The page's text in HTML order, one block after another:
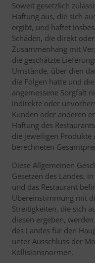
Soweit gesetzlich
Haftung aus, die sich
ergibt, und haftet
Schäden, die direkt
Zusammenhang mit
die geschätzte
Umstände, über dien
die Folgen hatte und
angemessene Sorgfalt
indirekte oder
Kunden oder anderen
Haftung des
die jeweiligen
berechneten
Diese Allgemeinen
Gesetzen des Landes,
und das Restaurant
Übereinstimmung mit
Streitigkeiten, die sich
diesen ergeben,
des Landes für den
unter Ausschluss der
Kollisionsnormen.